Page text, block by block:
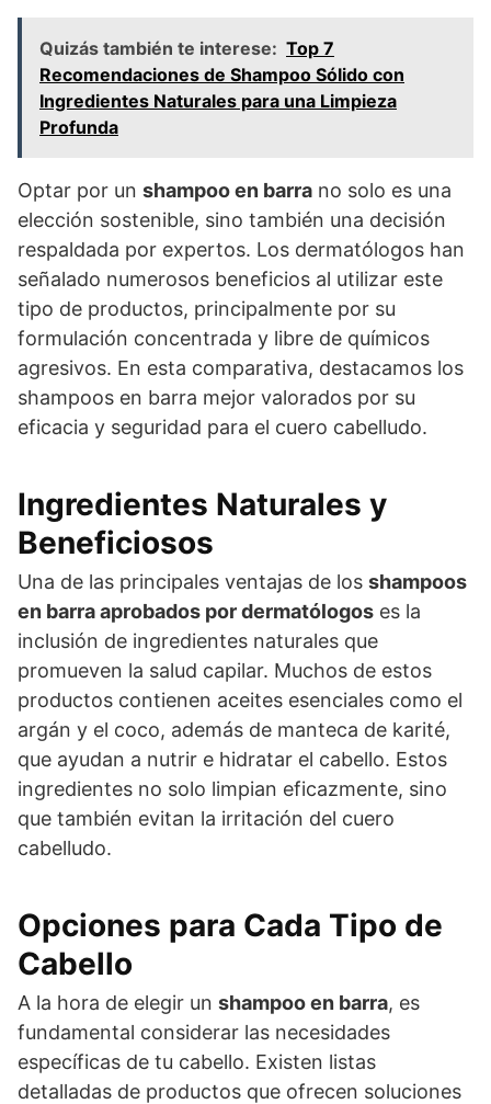
Quizás también te interese: Top 7
Recomendaciones de Shampoo Sólido con
Ingredientes Naturales para una Limpieza
Profunda
Optar por un shampoo en barra no solo es una
elección sostenible, sino también una decisión
respaldada por expertos. Los dermatólogos han
señalado numerosos beneficios al utilizar este
tipo de productos, principalmente por su
formulación concentrada y libre de químicos
agresivos. En esta comparativa, destacamos los
shampoos en barra mejor valorados por su
eficacia y seguridad para el cuero cabelludo.
Ingredientes Naturales y
Beneficiosos
Una de las principales ventajas de los shampoos
en barra aprobados por dermatólogos es la
inclusión de ingredientes naturales que
promueven la salud capilar. Muchos de estos
productos contienen aceites esenciales como el
argán y el coco, además de manteca de karité,
que ayudan a nutrir e hidratar el cabello. Estos
ingredientes no solo limpian eficazmente, sino
que también evitan la irritación del cuero
cabelludo.
Opciones para Cada Tipo de
Cabello
A la hora de elegir un shampoo en barra, es
fundamental considerar las necesidades
específicas de tu cabello. Existen listas
detalladas de productos que ofrecen soluciones